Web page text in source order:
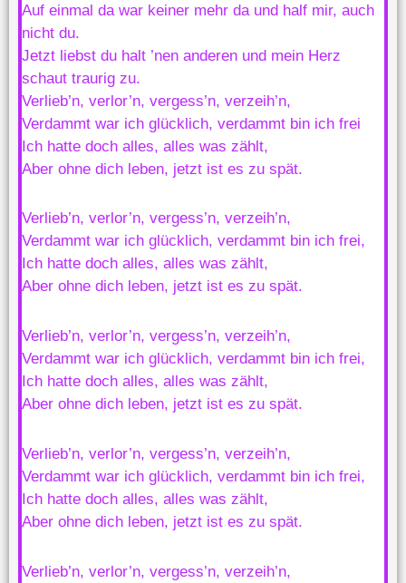
Auf einmal da war keiner mehr da und half mir, auch
nicht du.
Jetzt liebst du halt ’nen anderen und mein Herz
schaut traurig zu.
Verlieb’n, verlor’n, vergess’n, verzeih’n,
Verdammt war ich glücklich, verdammt bin ich frei
Ich hatte doch alles, alles was zählt,
Aber ohne dich leben, jetzt ist es zu spät.
Verlieb’n, verlor’n, vergess’n, verzeih’n,
Verdammt war ich glücklich, verdammt bin ich frei,
Ich hatte doch alles, alles was zählt,
Aber ohne dich leben, jetzt ist es zu spät.
Verlieb’n, verlor’n, vergess’n, verzeih’n,
Verdammt war ich glücklich, verdammt bin ich frei,
Ich hatte doch alles, alles was zählt,
Aber ohne dich leben, jetzt ist es zu spät.
Verlieb’n, verlor’n, vergess’n, verzeih’n,
Verdammt war ich glücklich, verdammt bin ich frei,
Ich hatte doch alles, alles was zählt,
Aber ohne dich leben, jetzt ist es zu spät.
Verlieb’n, verlor’n, vergess’n, verzeih’n,